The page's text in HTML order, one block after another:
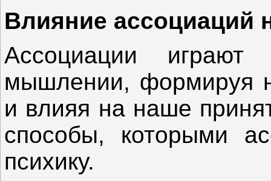
Влияние ассоциаций
Ассоциации
мышлении, формируя
и влияя на наше
способы, которыми
психику.